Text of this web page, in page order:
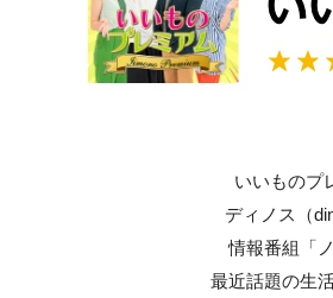
いいものプ
ディノス（
情報番組「
最近話題の生